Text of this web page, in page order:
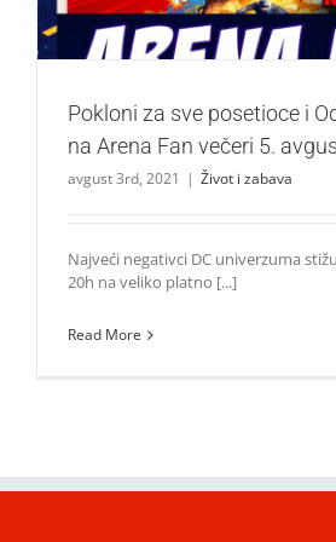
Pokloni za sve posetioce i
na Arena Fan večeri 5.
avgust 3rd, 2021 | Život i zabava
Najveći negativci DC univerzuma
20h na veliko platno [...]
Read More